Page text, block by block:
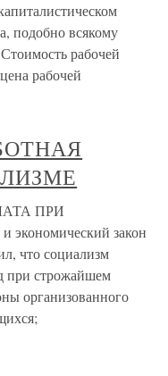
подобно всякому
рабочей
рабочей
ПРИ
закон
что социализм
при строжайшем
организованного